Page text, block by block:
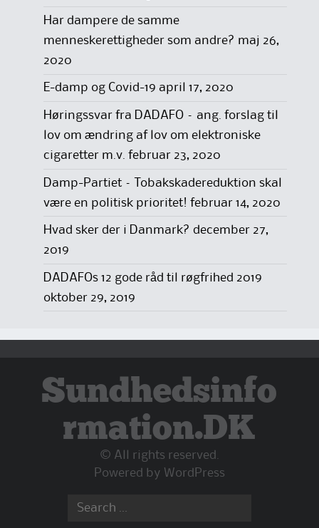
Har dampere de samme
menneskerettigheder som andre? maj 26,
2020
E-damp og Covid-19 april 17, 2020
Høringssvar fra DADAFO – ang. forslag til
lov om ændring af lov om elektroniske
cigaretter m.v. februar 23, 2020
Damp-Partiet – Tobakskadereduktion skal
være en politisk prioritet! februar 14, 2020
Hvad sker der i Danmark? december 27,
2019
DADAFOs 12 gode råd til røgfrihed 2019
oktober 29, 2019
Sundhedsinfo
rmation.DK
© All rights reserved.
Powered by WordPress
Search